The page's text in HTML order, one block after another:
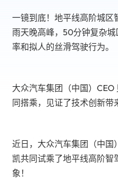
一镜到底！地平线高阶城区
雨天晚高峰，50分钟复杂
率和拟人的丝滑驾驶行为。
大众汽车集团（中国）
同搭乘，见证了技术创新带
近日，大众汽车集团（中国
凯共同试乘了地平线高阶
象！